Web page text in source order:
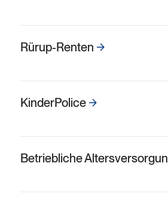
Rürup-Renten
Kinder­Police
Betriebliche